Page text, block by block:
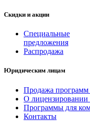
Скидки и акции
Специальные
предложения
Распродажа
Юридическим лицам
Продажа
О лицензировании
Программы для
Контакты